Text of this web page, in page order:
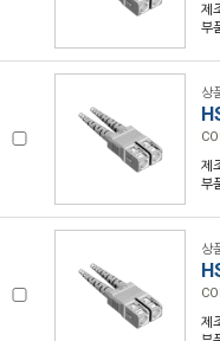
제
부
상
제
부
상
제